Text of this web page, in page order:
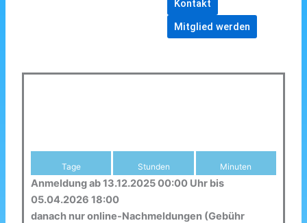
Kontakt
Mitglied werden
Tage Stunden Minuten
Anmeldung ab 13.12.2025 00:00 Uhr bis
05.04.2026 18:00
danach nur online-Nachmeldungen (Gebühr